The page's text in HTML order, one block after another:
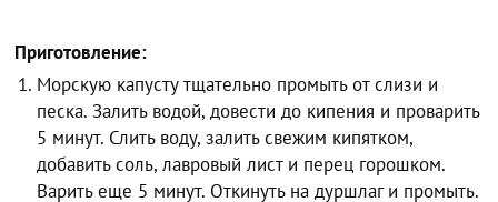
Приготовление:
Морскую капусту тщательно промыть от слизи и
песка. Залить водой, довести до кипения и проварить
5 минут. Слить воду, залить свежим кипятком,
добавить соль, лавровый лист и перец горошком.
Варить еще 5 минут. Откинуть на дуршлаг и промыть.